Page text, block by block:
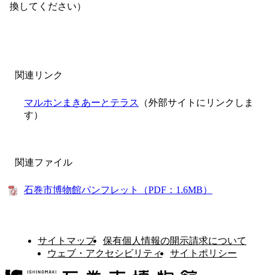
換してください）
関連リンク
マルホンまきあーとテラス
（外部サイトにリンクしま
す）
関連ファイル
石巻市博物館パンフレット（PDF：1.6MB）
サイトマップ
保有個人情報の開示請求について
ウェブ・アクセシビリティ
サイトポリシー